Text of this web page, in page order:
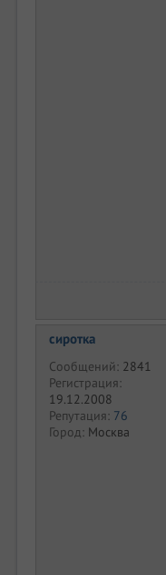
сиротка
Сообщений: 2841
Регистрация:
19.12.2008
Репутация: 76
Город: Москва